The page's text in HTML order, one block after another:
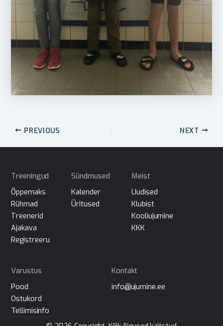
PREVIOUS NEXT
Treeningud
Õppemaks
Rühmad
Treenerid
Ajakava
Registreeru
Sündmused
Kalender
Üritused
Meist
Uudised
Klubist
Kooliujumine
KKK
Varustus
Pood
Ostukord
Tellimisinfo
Kontakt
info@ujumine.ee